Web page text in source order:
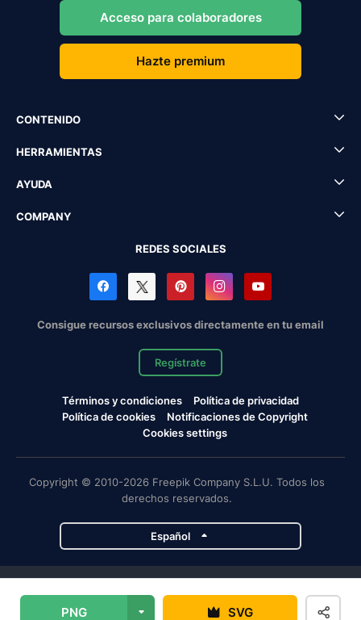
PNG SVG
Acceso para colaboradores
Hazte premium
CONTENIDO
HERRAMIENTAS
AYUDA
COMPANY
REDES SOCIALES
Consigue recursos exclusivos directamente en tu email
Regístrate
Términos y condiciones
Política de privacidad
Política de cookies
Notificaciones de Copyright
Cookies settings
Copyright © 2010-2026 Freepik Company S.L.U. Todos los
derechos reservados.
Español